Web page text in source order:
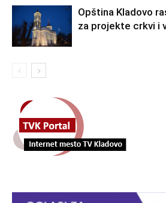
Opština Kladovo
za projekte crkvi i